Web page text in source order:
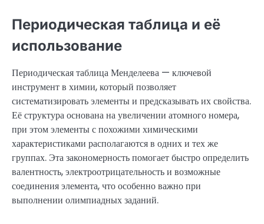
Периодическая таблица и её
использование
Периодическая таблица Менделеева — ключевой
инструмент в химии, который позволяет
систематизировать элементы и предсказывать их свойства.
Её структура основана на увеличении атомного номера,
при этом элементы с похожими химическими
характеристиками располагаются в одних и тех же
группах. Эта закономерность помогает быстро определить
валентность, электроотрицательность и возможные
соединения элемента, что особенно важно при
выполнении олимпиадных заданий.